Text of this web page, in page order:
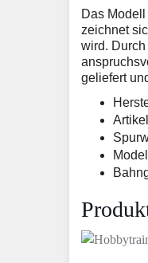
Das
zeichnet
wird.
geliefert